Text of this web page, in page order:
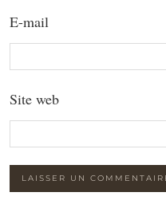
E-mail
Site web